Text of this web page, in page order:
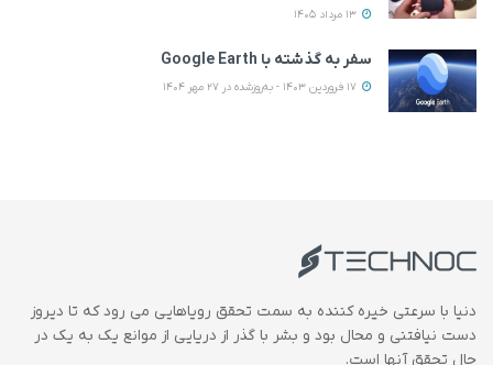
سفر به گذشته با Google Earth
دنیا با سرعتی خیره کننده به سمت تحقق رویاهایی می رود که تا دیروز
دست نیافتنی و محال بود و بشر با گذر از دریایی از موانع یک به یک در
حال تحقق آنها است.